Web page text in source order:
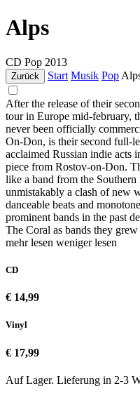
Alps
CD Pop 2013
Zurück Start Musik Pop
After the release of their
tour in Europe mid-february,
never been officially
On-Don, is their second full-
acclaimed Russian indie acts
piece from Rostov-on-Don.
like a band from the
unmistakably a clash of new
danceable beats and
prominent bands in the past
The Coral as bands they
mehr lesen weniger lesen
CD
€ 14,99
Vinyl
€ 17,99
Auf Lager. Lieferung in 2-3